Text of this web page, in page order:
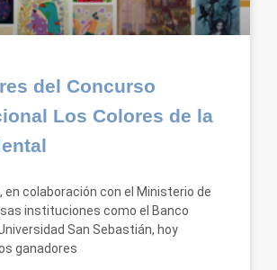
del Concurso
Los Colores de la
en colaboración con el Ministerio de
instituciones como el Banco
San Sebastián, hoy
ganadores